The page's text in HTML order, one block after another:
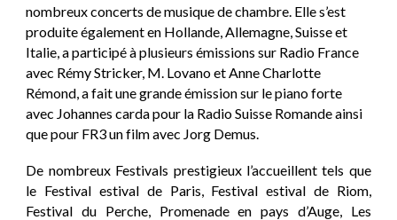
nombreux concerts de musique de chambre. Elle s’est
produite également en Hollande, Allemagne, Suisse et
Italie, a participé à plusieurs émissions sur Radio France
avec Rémy Stricker, M. LovanoetAnne Charlotte
Rémond, a fait une grande émission sur le piano forte
avec Johannes cardapour la Radio Suisse Romandeainsi
que pour FR3 un film avec Jorg Demus.
De nombreux Festivals prestigieux l’accueillent tels que
le Festival estival de Paris, Festival estival de Riom,
Festival du Perche, Promenade en pays d’Auge, Les